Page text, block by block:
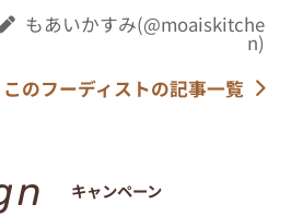
もあいかすみ(@moaiskitche
n)
このフーディストの記事一覧
キャンペーン